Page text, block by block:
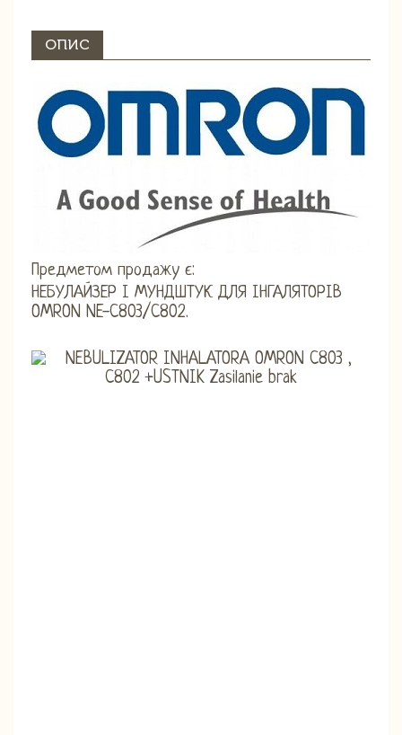
ОПИС
Предметом продажу є:
НЕБУЛАЙЗЕР І МУНДШТУК ДЛЯ ІНГАЛЯТОРІВ
OMRON NE-C803/C802.